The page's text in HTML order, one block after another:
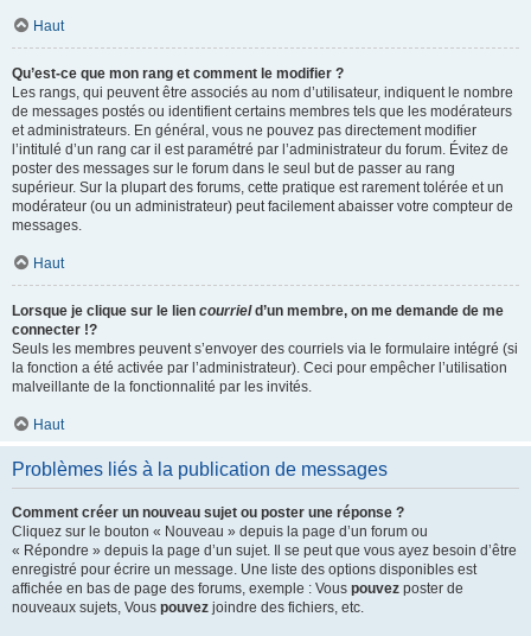
Haut
Qu’est-ce que mon rang et comment le modifier ?
Les rangs, qui peuvent être associés au nom d’utilisateur, indiquent le nombre
de messages postés ou identifient certains membres tels que les modérateurs
et administrateurs. En général, vous ne pouvez pas directement modifier
l’intitulé d’un rang car il est paramétré par l’administrateur du forum. Évitez de
poster des messages sur le forum dans le seul but de passer au rang
supérieur. Sur la plupart des forums, cette pratique est rarement tolérée et un
modérateur (ou un administrateur) peut facilement abaisser votre compteur de
messages.
Haut
Lorsque je clique sur le lien courrield’un membre, on me demande de me
connecter !?
Seuls les membres peuvent s’envoyer des courriels via le formulaire intégré (si
la fonction a été activée par l’administrateur). Ceci pour empêcher l’utilisation
malveillante de la fonctionnalité par les invités.
Haut
Problèmes liés à la publication de messages
Comment créer un nouveau sujet ou poster une réponse ?
Cliquez sur le bouton « Nouveau » depuis la page d’un forum ou
« Répondre » depuis la page d’un sujet. Il se peut que vous ayez besoin d’être
enregistré pour écrire un message. Une liste des options disponibles est
affichée en bas de page des forums, exemple : Vous pouvez poster de
nouveaux sujets, Vous pouvez joindre des fichiers, etc.